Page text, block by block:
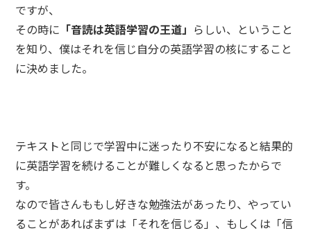
ですが、
その時に 「音読は英語学習の王道」 らしい、ということ
を知り、僕はそれを信じ自分の英語学習の核にすること
に決めました。
テキストと同じで学習中に迷ったり不安になると結果的
に英語学習を続けることが難しくなると思ったからで
す。
なので皆さんももし好きな勉強法があったり、やってい
ることがあればまずは「それを信じる」、もしくは「信